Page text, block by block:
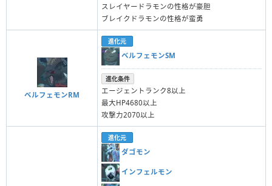
スレイヤードラモンの性格が豪胆
ブレイクドラモンの性格が蛮勇
ベルフェモンRM
進化元
ベルフェモンSM
進化条件
エージェントランク8以上
最大HP4680以上
攻撃力2070以上
進化元
ダゴモン
インフェルモン